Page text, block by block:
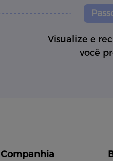
Visualize e
você
Companhia